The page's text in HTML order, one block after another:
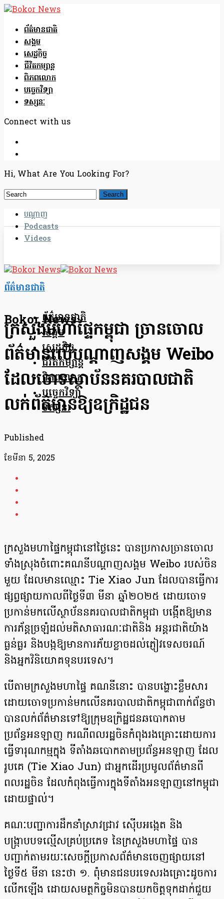
ព័ត៌មានជាតិ
សង្គម
សេដ្ឋកិច្ច
ជីវិតកម្សាន្ត
ពិភពលោក
បច្ចេកវិទ្យា
ទស្សនៈ
Connect with us
Hi, What Are You Looking For?
បណ្តាញ
Podcasts
Videos
Bokor News
ព័ត៌មានជាតិ
សង្គម
សេដ្ឋកិច្ច
ជីវិតកម្សាន្ត
ពិភពលោក
បច្ចេកវិទ្យា
ទស្សនៈ
ព័ត៌មានជាតិ
ក្រសួងមហាផ្ទៃកម្ពុជា ច្រានចោល
ព័ត៌មានលើបណ្តាញសង្គម Weibo
ដែលចោទស្ថាប័ននគរបាលជាតិ
លក់ព័ត៌មាន​ឱ្យ​ឧក្រិដ្ឋជន
Published
ខែ​មីនា 5, 2025
ក្រសួងមហាផ្ទៃកម្ពុជា​នៅថ្ងៃនេះ បានប្រកាស​ច្រានចោល
ទាំងស្រុង​ចំពោះ​គណនីបណ្តាញ​សង្គម Weibo របស់ចិន​
មួយ ដែលមានឈ្មោះ Tie Xiao Jun ដែលបានធ្វើការ​
ផ្សព្វផ្សាយ​កាលពីថ្ងៃទី៣ មីនា ឆ្នាំ២០២៥ ដោយចោទ
ប្រកាន់មកលើស្ថាប័ននគរបាលជាតិកម្ពុជា បង្កើតឱ្យមាន
ការភ័ន្តច្រឡំដល់មតិសាធារណៈជាតិនិង អន្តរជាតិយ៉ាង
ធ្ងន់ធ្ងរ និងបង្កឱ្យមានការភ័យខ្លាចដល់ភ្ញៀវទេសចរណ៍
និងអ្នកវិនិយោគទុនបរទេស។
បើតាម​ក្រសួងមហាផ្ទៃ គណនីនោះ បាន​បង្ហោះខ្លឹមសារ
ដោយ​ចោទប្រកាន់មកលើនគរបាលជាតិកម្ពុជាពាក់ព័ន្ធថា
បានលក់ព័ត៌មានទៅឱ្យក្រុមឧក្រិដ្ឋជនឆបោកតាម
ប្រព័ន្ធអនឡាញ ករណីពលរដ្ឋចិនកំពុងរងគ្រោះដោយការ
ធ្វើទារុណកម្មក្នុង ទីតាំងឆបោកតាមប្រព័ន្ធអនឡាញ ដែល
រូបគេ (Tie Xiao Jun) ជាអ្នកដើរប្រមូលព័ត៌មានពី
ពលរដ្ឋចិន ដែលកំពុងធ្វើការក្នុងទីតាំងអនឡាញនៅកម្ពុជា
ដោយផ្ទាល់។
គណៈបញ្ជាការដឹកនាំស្រាវជ្រាវ ស៊ើបអង្កេត និង
បង្ក្រាបបទល្មើសគ្រប់ប្រភេទ នៃក្រសួងមហាផ្ទៃ បាន
បញ្ជាក់តាមរយៈ​សេចក្តីប្រកាស​ព័ត៌មាន​ចេញផ្សាយ​នៅ​
ថ្ងៃទី៥ មីនា នេះថា ១. ពុំមានជនបរទេសរងគ្រោះដូចការ
លើកឡើង ដោយសមត្ថកិច្ចមិនបានយកចិត្តទុកដាក់ជួយ